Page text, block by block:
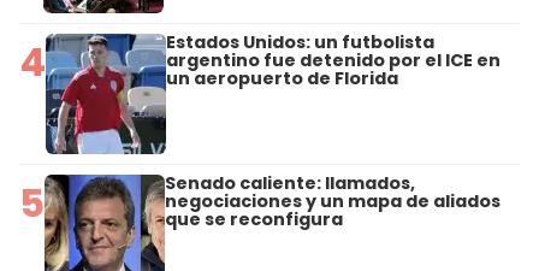
4 Estados Unidos: un futbolista
argentino fue detenido por el ICE en
un aeropuerto de Florida
5 Senado caliente: llamados,
negociaciones y un mapa de aliados
que se reconfigura